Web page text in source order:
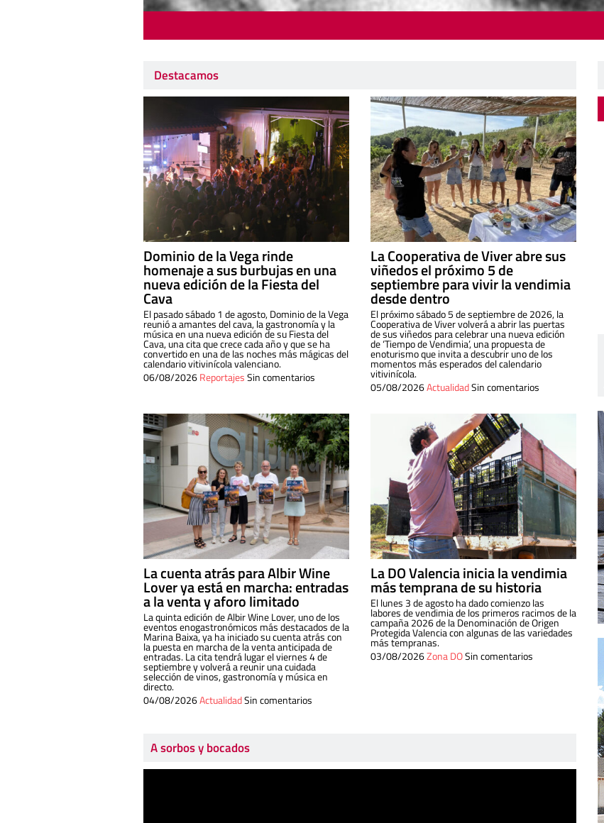
Destacamos
Dominio de la Vega rinde
homenaje a sus burbujas en una
nueva edición de la Fiesta del
Cava
El pasado sábado 1 de agosto, Dominio de la Vega
reunió a amantes del cava, la gastronomía y la
música en una nueva edición de su Fiesta del
Cava, una cita que crece cada año y que se ha
convertido en una de las noches más mágicas del
calendario vitivinícola valenciano.
06/08/2026ReportajesSin comentarios
La Cooperativa de Viver abre sus
viñedos el próximo 5 de
septiembre para vivir la vendimia
desde dentro
El próximo sábado 5 de septiembre de 2026, la
Cooperativa de Viver volverá a abrir las puertas
de sus viñedos para celebrar una nueva edición
de ‘Tiempo de Vendimia’, una propuesta de
enoturismo que invita a descubrir uno de los
momentos más esperados del calendario
vitivinícola.
05/08/2026ActualidadSin comentarios
La cuenta atrás para Albir Wine
Lover ya está en marcha: entradas
a la venta y aforo limitado
La quinta edición de Albir Wine Lover, uno de los
eventos enogastronómicos más destacados de la
Marina Baixa, ya ha iniciado su cuenta atrás con
la puesta en marcha de la venta anticipada de
entradas. La cita tendrá lugar el viernes 4 de
septiembre y volverá a reunir una cuidada
selección de vinos, gastronomía y música en
directo.
04/08/2026ActualidadSin comentarios
La DO Valencia inicia la vendimia
más temprana de su historia
El lunes 3 de agosto ha dado comienzo las
labores de vendimia de los primeros racimos de la
campaña 2026 de la Denominación de Origen
Protegida Valencia con algunas de las variedades
más tempranas.
03/08/2026Zona DOSin comentarios
A sorbos y bocados